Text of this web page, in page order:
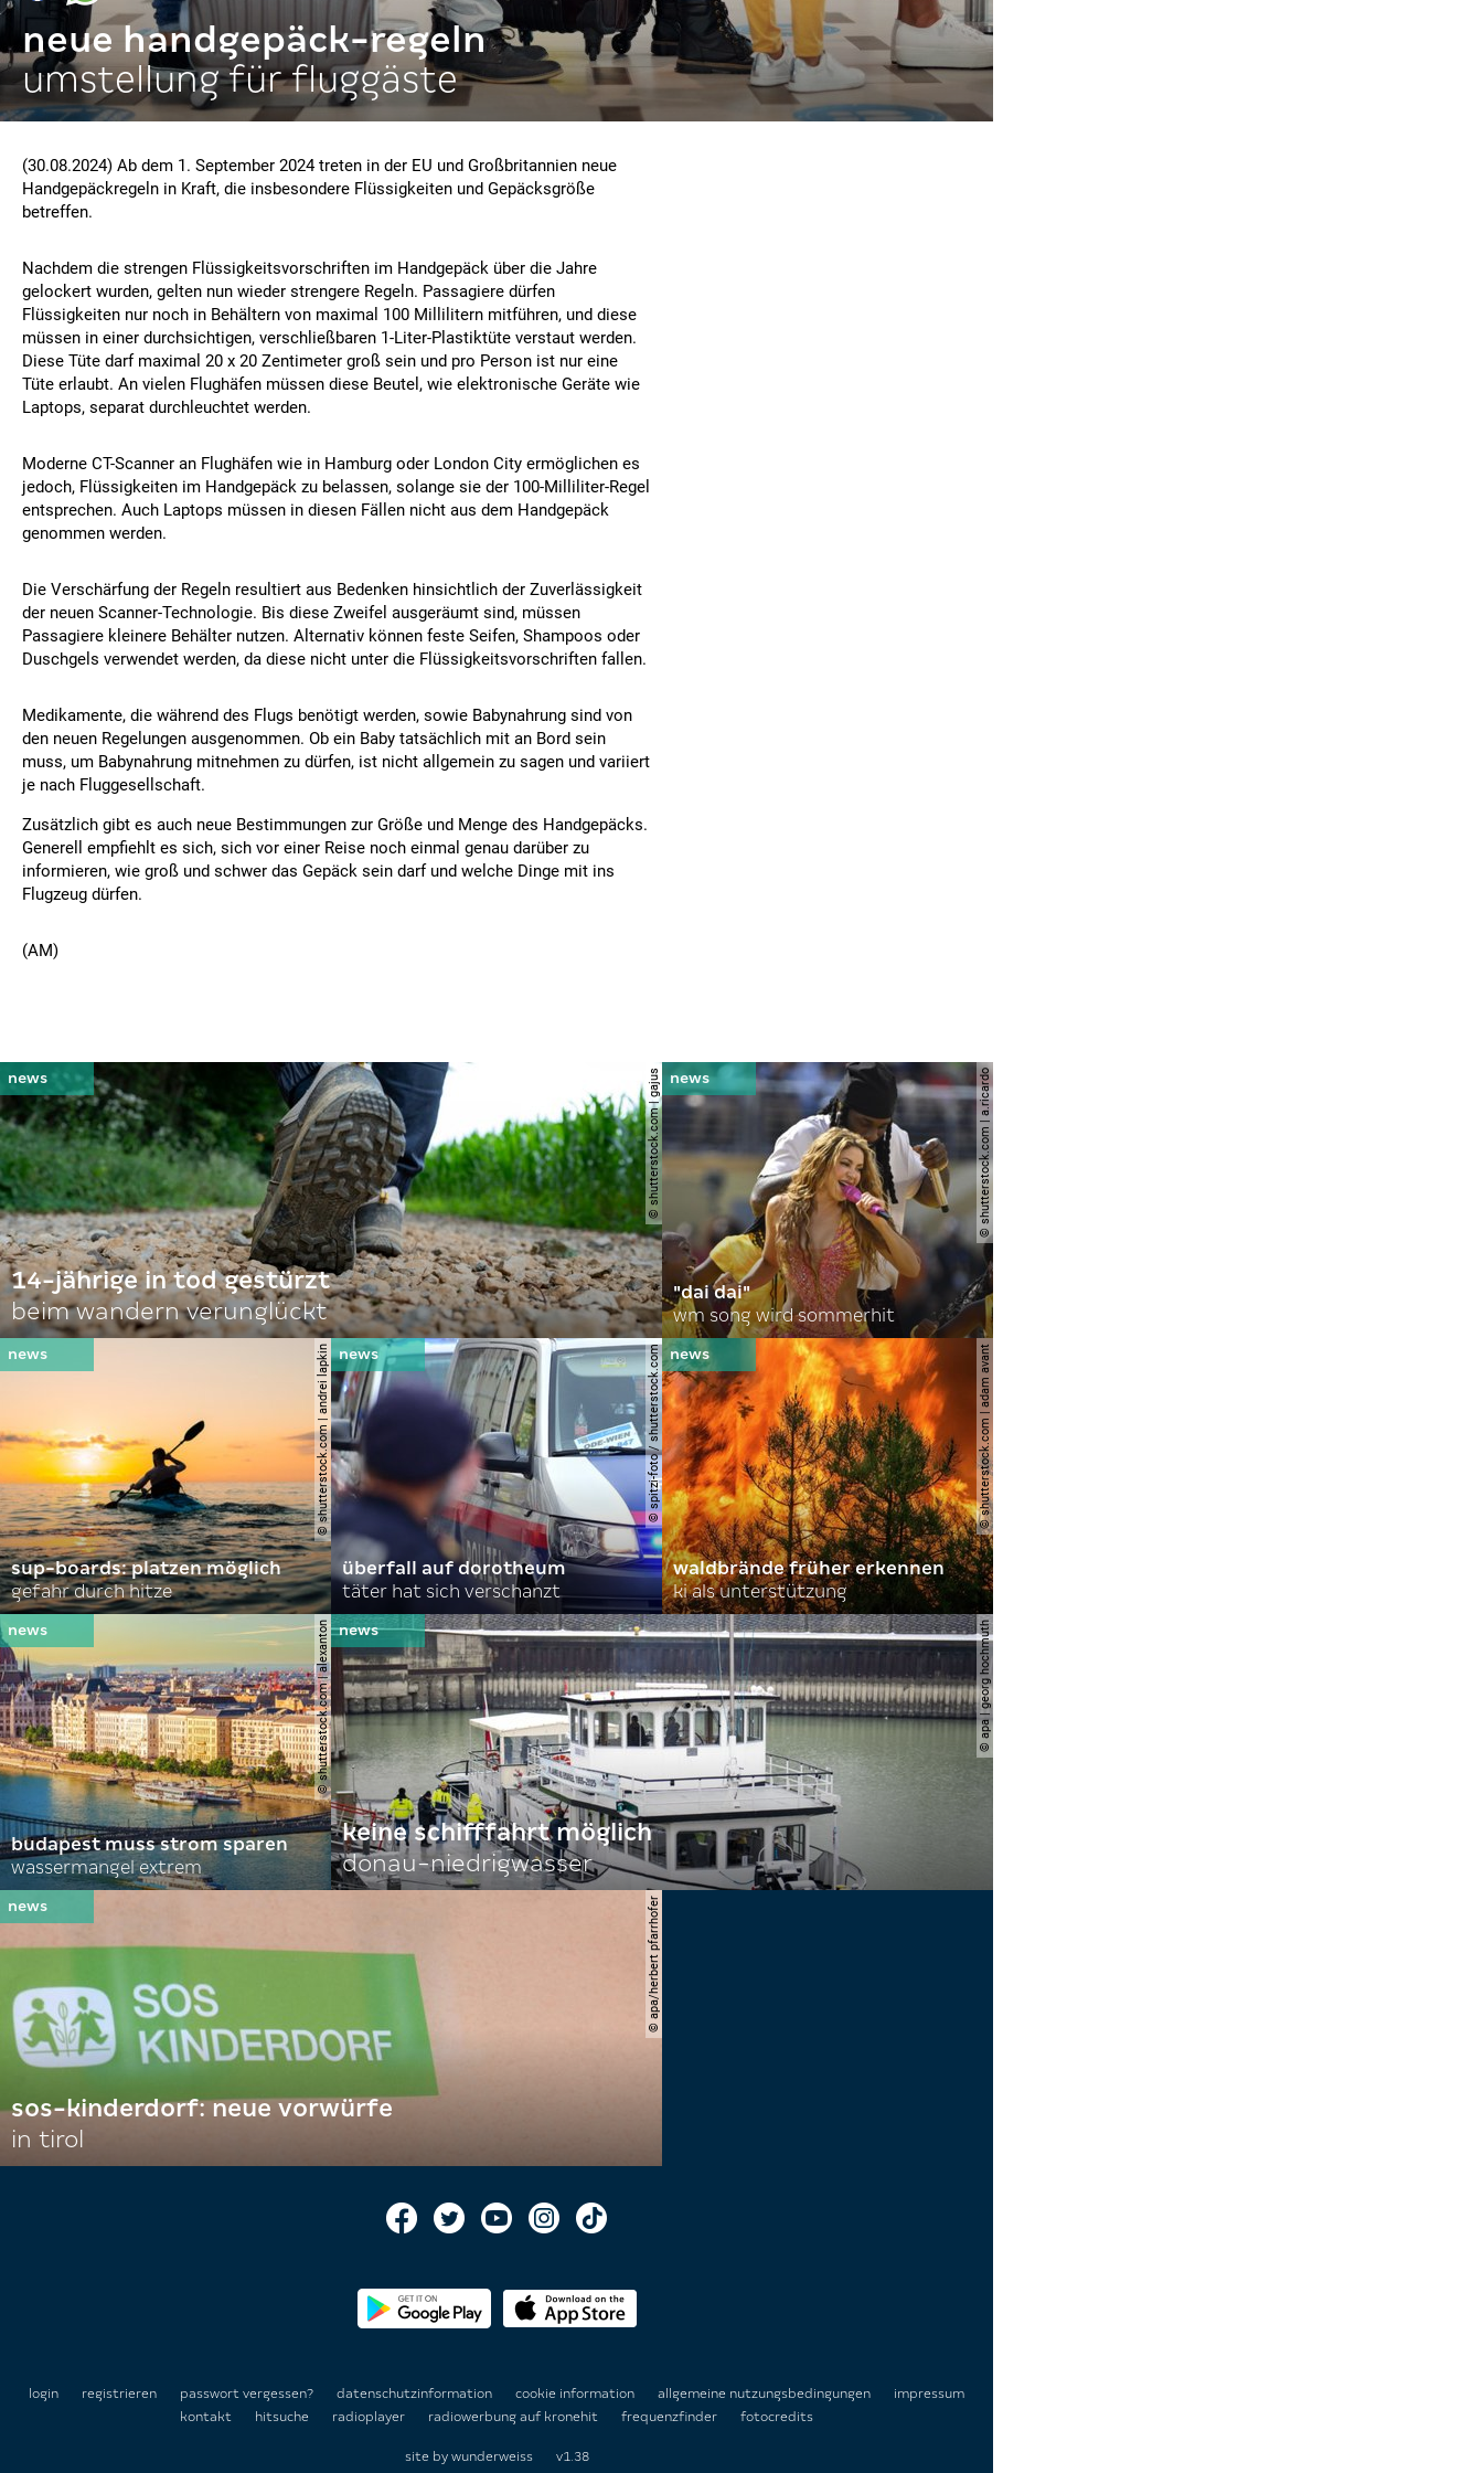
neue handgepäck-regeln
umstellung für fluggäste
(30.08.2024) Ab dem 1. September 2024 treten in der EU und Großbritannien neue
Handgepäckregeln in Kraft, die insbesondere Flüssigkeiten und Gepäcksgröße
betreffen.
Nachdem die strengen Flüssigkeitsvorschriften im Handgepäck über die Jahre
gelockert wurden, gelten nun wieder strengere Regeln. Passagiere dürfen
Flüssigkeiten nur noch in Behältern von maximal 100 Millilitern mitführen, und diese
müssen in einer durchsichtigen, verschließbaren 1-Liter-Plastiktüte verstaut werden.
Diese Tüte darf maximal 20 x 20 Zentimeter groß sein und pro Person ist nur eine
Tüte erlaubt. An vielen Flughäfen müssen diese Beutel, wie elektronische Geräte wie
Laptops, separat durchleuchtet werden.
Moderne CT-Scanner an Flughäfen wie in Hamburg oder London City ermöglichen es
jedoch, Flüssigkeiten im Handgepäck zu belassen, solange sie der 100-Milliliter-Regel
entsprechen. Auch Laptops müssen in diesen Fällen nicht aus dem Handgepäck
genommen werden.
Die Verschärfung der Regeln resultiert aus Bedenken hinsichtlich der Zuverlässigkeit
der neuen Scanner-Technologie. Bis diese Zweifel ausgeräumt sind, müssen
Passagiere kleinere Behälter nutzen. Alternativ können feste Seifen, Shampoos oder
Duschgels verwendet werden, da diese nicht unter die Flüssigkeitsvorschriften fallen.
Medikamente, die während des Flugs benötigt werden, sowie Babynahrung sind von
den neuen Regelungen ausgenommen. Ob ein Baby tatsächlich mit an Bord sein
muss, um Babynahrung mitnehmen zu dürfen, ist nicht allgemein zu sagen und variiert
je nach Fluggesellschaft.
Zusätzlich gibt es auch neue Bestimmungen zur Größe und Menge des Handgepäcks.
Generell empfiehlt es sich, sich vor einer Reise noch einmal genau darüber zu
informieren, wie groß und schwer das Gepäck sein darf und welche Dinge mit ins
Flugzeug dürfen.
(AM)
© shutterstock.com | gajus
14-jährige in tod gestürzt
beim wandern verunglückt
© shutterstock.com | a.ricardo
"dai dai"
wm song wird sommerhit
© shutterstock.com | andrei lapkin
sup-boards: platzen möglich
gefahr durch hitze
© spitzi-foto / shutterstock.com
überfall auf dorotheum
täter hat sich verschanzt
© shutterstock.com | adam avant
waldbrände früher erkennen
ki als unterstützung
© shutterstock.com | alexanton
budapest muss strom sparen
wassermangel extrem
© apa | georg hochmuth
keine schifffahrt möglich
donau-niedrigwasser
© apa/herbert pfarrhofer
sos-kinderdorf: neue vorwürfe
in tirol
login registrieren passwort vergessen? datenschutzinformation cookie information allgemeine nutzungsbedingungen
impressum
kontakt
hitsuche radioplayer radiowerbung auf kronehit frequenzfinder fotocredits
site by wunderweiss v1.38